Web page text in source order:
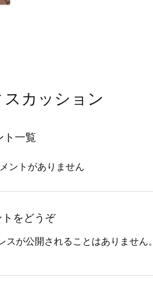
スカッション
ト一覧
ントがありません
トをどうぞ
スが公開されることはありません。